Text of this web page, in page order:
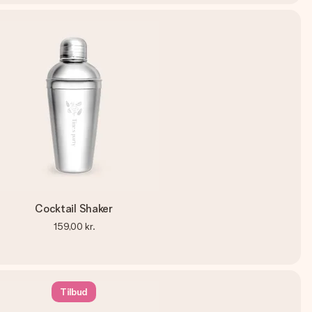
Cocktail Shaker
159,00 kr.
Tilbud